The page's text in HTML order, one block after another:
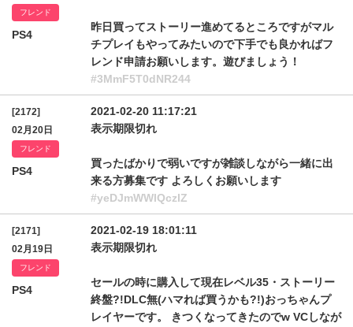
フレンド
PS4
昨日買ってストーリー進めてるところですがマル
チプレイもやってみたいので下手でも良かればフ
レンド申請お願いします。遊びましょう！
#3MmF5T0dNR244
[2172]
02月20日
フレンド
PS4
2021-02-20 11:17:21
表示期限切れ
買ったばかりで弱いですが雑談しながら一緒に出
来る方募集です よろしくお願いします
#yeDJmWWlQczlZ
[2171]
02月19日
フレンド
PS4
2021-02-19 18:01:11
表示期限切れ
セールの時に購入して現在レベル35・ストーリー
終盤?!DLC無(ハマれば買うかも?!)おっちゃんプ
レイヤーです。 きつくなってきたのでw VCしなが